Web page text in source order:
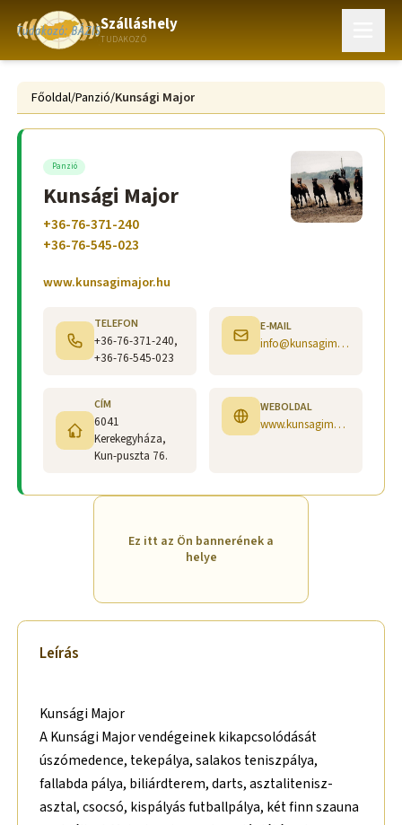
Szálláshely
TUDAKOZÓ
Főoldal/Panzió/Kunsági Major
Panzió
Kunsági Major
+36-76-371-240
+36-76-545-023
www.kunsagimajor.hu
TELEFON
+36-76-371-240,
+36-76-545-023
E-MAIL
info@kunsagimajor.hu
CÍM
6041
Kerekegyháza,
Kun-puszta 76.
WEBOLDAL
www.kunsagimajor.hu
Ez itt az Ön bannerének a
helye
Leírás
Kunsági Major
A Kunsági Major vendégeinek kikapcsolódását
úszómedence, tekepálya, salakos teniszpálya,
fallabda pálya, biliárdterem, darts, asztalitenisz-
asztal, csocsó, kispályás futballpálya, két finn szauna